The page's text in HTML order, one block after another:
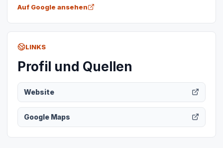
Auf Google ansehen
LINKS
Profil und Quellen
Website
Google Maps